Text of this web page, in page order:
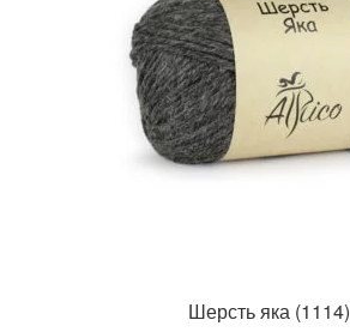
Шерсть яка (1114)